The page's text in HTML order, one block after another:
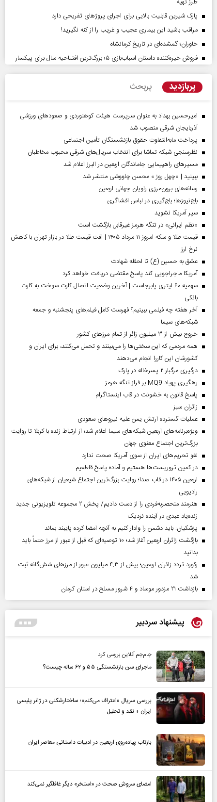
پارک شیرین قابلیت‌ بالایی برای اجرای پروژهای تفریحی دارد
مراقب باشید این بیماری عجیب و غریب را از کنه نگیرید!
خاوران؛ گمشده‌ای در تاریخ کرمانشاه
فروش خیره‌کننده داستان اسباب‌بازی ۵؛ بزرگ‌ترین افتتاحیه سال برای پیکسار
پربازدید پربحث
امیرحسین بهداد به عنوان سرپرست هیئت کوهنوردی و صعودهای ورزشی
آذربایجان شرقی منصوب شد
پرداخت مابه‌التفاوت حقوق بازنشستگان تأمین اجتماعی
نظرسنجی شبکه تماشا برای انتخاب سریال‌های شرقی محبوب مخاطبان
مسیر‌های راهپیمایی جاماندگان اربعین در البرز اعلام شد
ببینید | «چهل روز » محسن چاووشی منتشر شد
رسانه‌های برون‌مرزی راویان جهانی اربعین
باج‌نیوزها؛ باج‌گیری در لباس افشاگری
سپر آمریکا نشوید
«نظم ایرانی» در تنگه هرمز غیرقابل بازگشت است
قیمت طلا و سکه امروز ۱۱ مرداد ۱۴۰۵ | افت قیمت طلا در بازار تهران با کاهش
نرخ ارز
عشق به حسین (ع) تا لحظه شهادت
آمریکا ماجراجویی کند پاسخ مقتضی دریافت خواهد کرد
سهمیه ۶۰ لیتری پابرجاست | آخرین وضعیت اتصال کارت سوخت به کارت
بانکی
آخر هفته چه فیلمی ببینیم؟ فهرست کامل فیلم‌های پنجشنبه و جمعه
شبکه‌های سیما
خروج بیش از ۳ میلیون زائر از تمام مرز‌های کشور
همه مردمی که این سختی‌ها را می‌بینند و تحمل می‌کنند، برای ایران و
کشورشان این کاررا انجام می‌دهند
درگیری مرگبار ۲ پسرخاله در پارک
رهگیری پهپاد MQ9 بر فراز تنگه هرمز
پاسخ قانون به خشونت در قاب اینستاگرام
‌زائران سبز
عملیات گسترده ارتش یمن علیه نیروهای سعودی
ویژه‌برنامه‌های اربعین شبکه‌های سیما اعلام شد؛ از ارتباط زنده با کربلا تا روایت
بزرگ‌ترین اجتماع معنوی جهان
لغو تحریم‌های ایران از سوی آمریکا صحت ندارد
در کمین تروریست‌ها هستیم و آماده پاسخ قاطعیم
اربعین ۱۴۰۵ در قاب صدا؛ روایت بزرگ‌ترین اجتماع شیعیان از شبکه‌های
رادیویی
هنرمند منحصر‌به‌فردی را از دست دادیم/ پخش ۲ مجموعه تلویزیونی جدید
زنده‌یاد عبدی در آینده نزدیک
پزشکیان: باید دشمن را وادار کنیم به آنچه امضا کرده پایبند بماند
بازگشت زائران اربعین آغاز شد؛ ۱۰ توصیه‌ای که قبل از عبور از مرز حتماً باید
بدانید
رکورد تردد زائران اربعین؛ بیش از ۴.۳ میلیون عبور از مرزهای شش‌گانه ثبت
شد
بازداشت ۲۱ مزدور موساد و ۴ شرور مسلح در استان کرمان
پیشنهاد سردبیر
جام‌جم آنلاین بررسی کرد
ماجرای سن بازنشستگی ۵۵ و ۶۲ ساله چیست؟
بررسی سریال «اعتراف می‌کنم»؛ ساختارشکنی در ژانر پلیسی
ایران + نقد و تحلیل
بازتاب پیاده‌روی اربعین در ادبیات داستانی معاصر ایران
امضای سروش صحت در «استخر» دیگر غافلگیر نمی‌کند